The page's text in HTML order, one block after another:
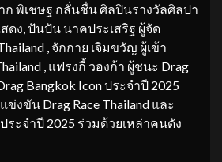
ก พิเชษฐ กลั่นชื่น ศิลปินรางวัลศิลปา
ดง, ปันปัน นาคประเสริฐ ผู้จัด
, จักกาย เจิมขวัญ ผู้เข้า
, แฟรงกี้ วองก้า ผู้ชนะ Drag
Bangkok Icon ประจำปี 2025
งขัน Drag Race Thailand และ
ระจำปี 2025 ร่วมด้วยเหล่าคนดัง